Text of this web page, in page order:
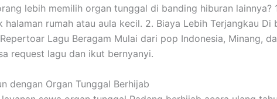
lebih memilih organ tunggal di banding hiburan
halaman rumah atau aula kecil. 2. Biaya Lebih Terjangkau
Lagu Beragam Mulai dari pop Indonesia, Minang,
request lagu dan ikut bernyanyi.
dengan Organ Tunggal Berhijab